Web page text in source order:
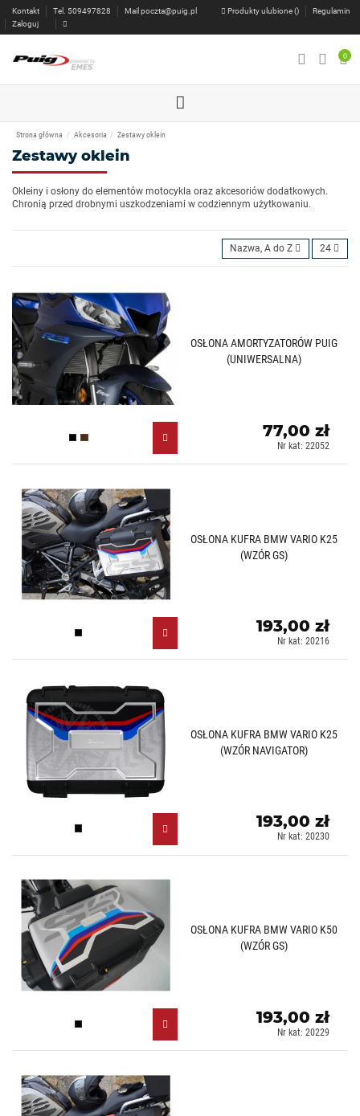
Kontakt Tel. 509497828 Mail poczta@puig.pl Produkty ulubione ()
Regulamin
Zaloguj
0
Strona główna Akcesoria Zestawy oklein
Zestawy oklein
Okleiny i osłony do elementów motocykla oraz akcesoriów dodatkowych.
Chronią przed drobnymi uszkodzeniami w codziennym użytkowaniu.
Nazwa, A do Z 24
OSŁONA AMORTYZATORÓW PUIG
(UNIWERSALNA)
Czarny (N)
Karbonowy (C)
77,00 zł
Nr kat: 22052
OSŁONA KUFRA BMW VARIO K25
(WZÓR GS)
Czarny (N)
193,00 zł
Nr kat: 20216
OSŁONA KUFRA BMW VARIO K25
(WZÓR NAVIGATOR)
Czarny (N)
193,00 zł
Nr kat: 20230
OSŁONA KUFRA BMW VARIO K50
(WZÓR GS)
Czarny (N)
193,00 zł
Nr kat: 20229